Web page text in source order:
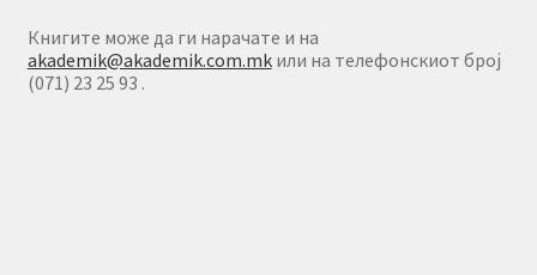
Книгите може да ги нарачате и на
akademik@akademik.com.mkили на телефонскиот број
(071) 23 25 93 .